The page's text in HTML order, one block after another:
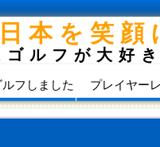
本を笑顔
ルフが大好
フしました プレイヤー